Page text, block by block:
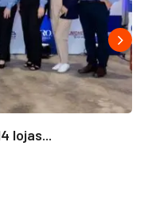
lojas...